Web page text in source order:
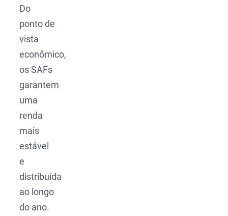
Do
ponto de
vista
econômico,
os SAFs
garantem
uma
renda
mais
estável
e
distribuída
ao longo
do ano.